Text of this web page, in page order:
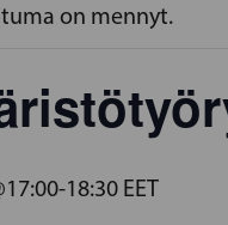
on mennyt.
-18:30 EET